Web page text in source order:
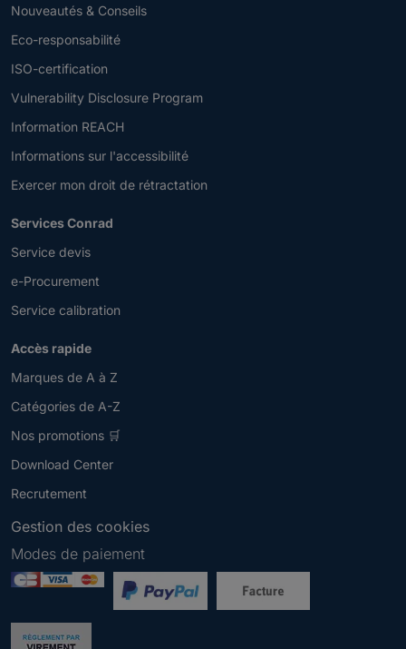
Nouveautés & Conseils
Eco-responsabilité
ISO-certification
Vulnerability Disclosure Program
Information REACH
Informations sur l'accessibilité
Exercer mon droit de rétractation
Services Conrad
Service devis
e-Procurement
Service calibration
Accès rapide
Marques de A à Z
Catégories de A-Z
Nos promotions 🛒
Download Center
Recrutement
Gestion des cookies
Newsletter
e
Modes de paiement